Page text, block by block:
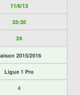
11/6/13
33:35
24
2015/2016
Ligue 1 Pro
4